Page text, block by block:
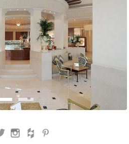
TwitterInstagram
Houzz